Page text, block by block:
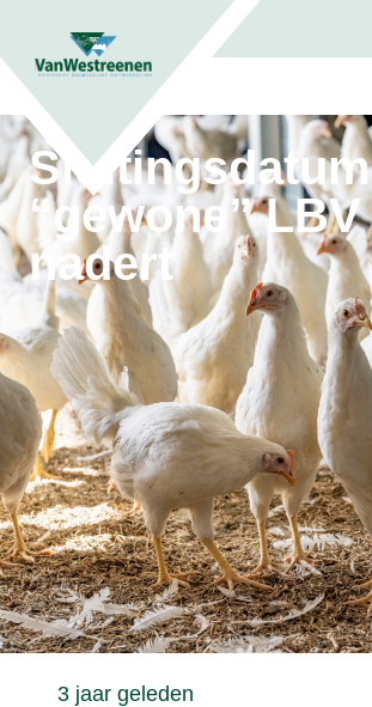
Sluitingsdatum
“gewone” LBV
nadert
3 jaar geleden